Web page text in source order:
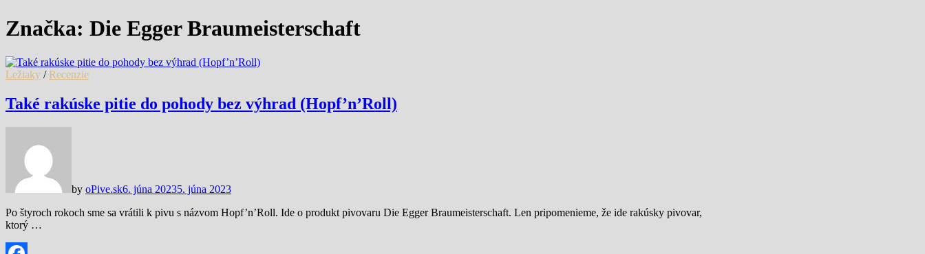
Značka: Die Egger Braumeisterschaft
Ležiaky / Recenzie
Také rakúske pitie do pohody bez výhrad (Hopf’n’Roll)
by oPive.sk6. júna 20235. júna 2023
Po štyroch rokoch sme sa vrátili k pivu s názvom Hopf’n’Roll. Ide o produkt pivovaru Die Egger Braumeisterschaft. Len pripomenieme, že ide rakúsky pivovar,
ktorý …